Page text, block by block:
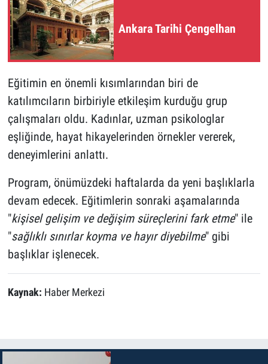
Ankara Tarihi Çengelhan
Eğitimin en önemli kısımlarından biri de
katılımcıların birbiriyle etkileşim kurduğu grup
çalışmaları oldu. Kadınlar, uzman psikologlar
eşliğinde, hayat hikayelerinden örnekler vererek,
deneyimlerini anlattı.
Program, önümüzdeki haftalarda da yeni başlıklarla
devam edecek. Eğitimlerin sonraki aşamalarında
"kişisel gelişim ve değişim süreçlerini fark etme" ile
"sağlıklı sınırlar koyma ve hayır diyebilme" gibi
başlıklar işlenecek.
Kaynak: Haber Merkezi